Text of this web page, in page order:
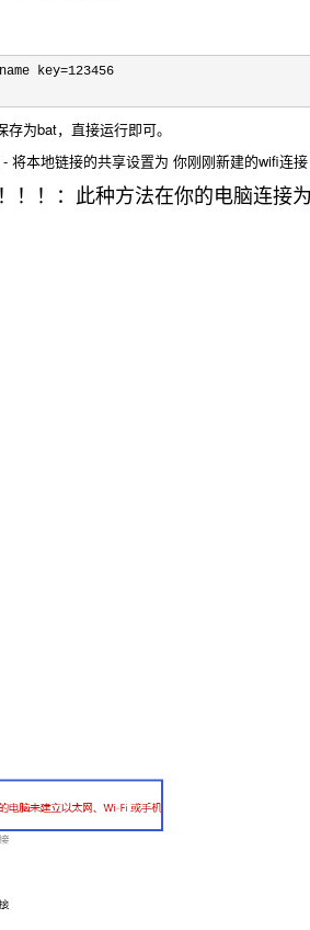
key=123456
为bat，直接运行即可。
本地链接的共享设置为 你刚刚新建的wifi连接
！：此种方法在你的电脑连接为